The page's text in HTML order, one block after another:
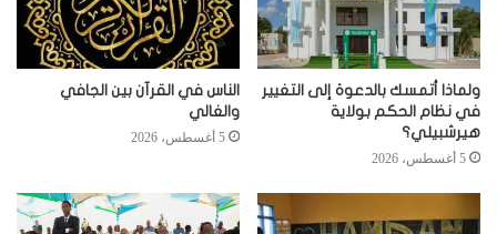
ولماذا أتمسك بالدعوة إلى التغيير
في نظام الحكم بولاية
هيرشبيلي؟
5 أغسطس، 2026
الناس في القرآن بين الجافي
والغالي
5 أغسطس، 2026